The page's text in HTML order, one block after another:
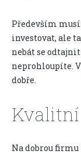
Především
investovat, ale
nebát se
neprohloupíte.
dobře.
Na dobrou